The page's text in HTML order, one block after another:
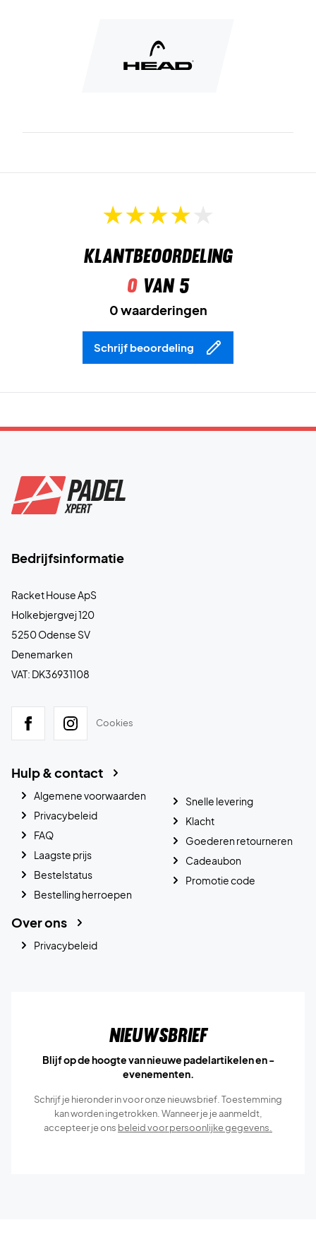
biedt stabiele en veilige
Cooling Systemvoor optimale ventilatie.
Sprint Pro 4.0 Clay vandaag nog!
Klantbeoordeling
0van 5
0 waarderingen
Schrijf beoordeling
Bedrijfsinformatie
Racket House ApS
Holkebjergvej 120
5250 Odense SV
Denemarken
VAT: DK36931108
Cookies
Hulp & contact
Algemene voorwaarden
Privacybeleid
FAQ
Laagste prijs
Bestelstatus
Bestelling herroepen
Snelle levering
Klacht
Goederen retourneren
Cadeaubon
Promotie code
Over ons
Privacybeleid
Nieuwsbrief
Blijf op de hoogte van nieuwe padelartikelen en -
evenementen.
Schrijf je hieronder in voor onze nieuwsbrief. Toestemming
kan worden ingetrokken. Wanneer je je aanmeldt,
accepteer je ons beleid voor persoonlijke gegevens.